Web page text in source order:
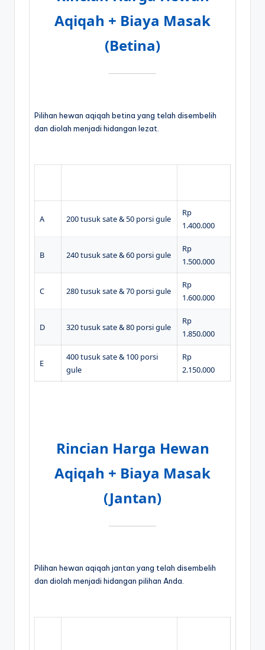
Aqiqah + Biaya Masak
(Betina)
Pilihan hewan aqiqah betina yang telah disembelih
dan diolah menjadi hidangan lezat.
A 200 tusuk sate & 50 porsi gule
Rp
1.400.000
B 240 tusuk sate & 60 porsi gule
Rp
1.500.000
C 280 tusuk sate & 70 porsi gule
Rp
1.600.000
D 320 tusuk sate & 80 porsi gule
Rp
1.850.000
E
400 tusuk sate & 100 porsi
gule
Rp
2.150.000
Rincian Harga Hewan
Aqiqah + Biaya Masak
(Jantan)
Pilihan hewan aqiqah jantan yang telah disembelih
dan diolah menjadi hidangan pilihan Anda.